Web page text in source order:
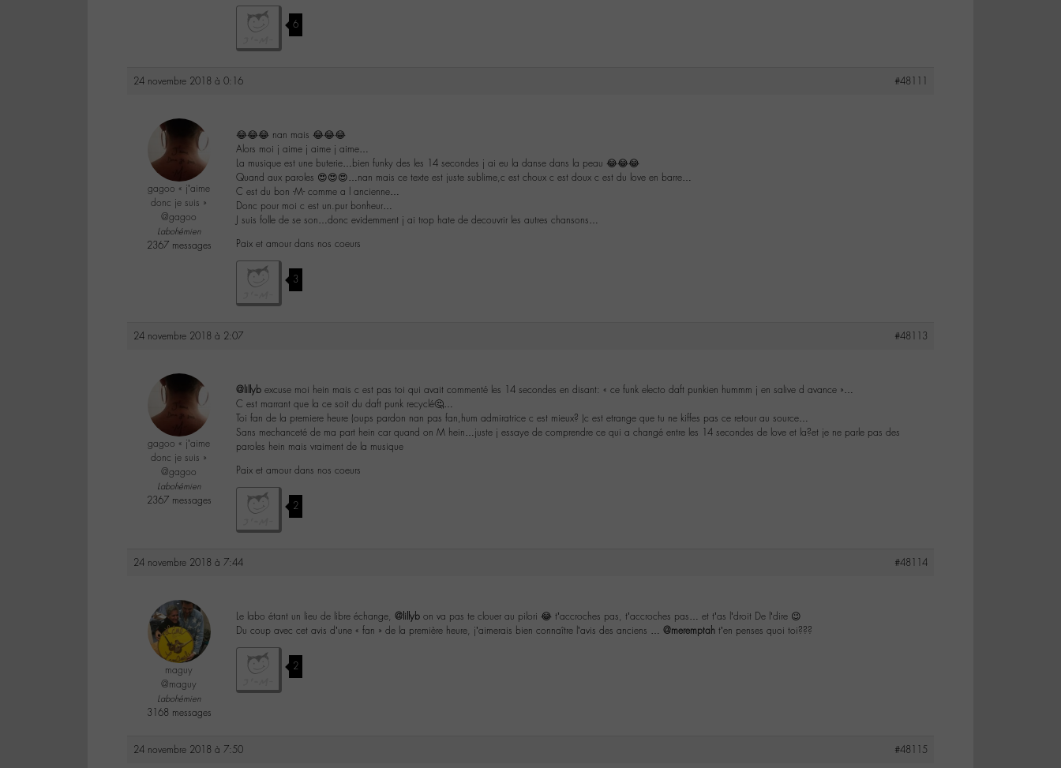
6
24 novembre 2018 à 0:16 #48111
gagoo « j’aime
donc je suis »
@gagoo
Labohémien
2367 messages
😂😂😂 nan mais 😂😂😂
Alors moi j aime j aime j aime…
La musique est une buterie…bien funky des les 14 secondes j ai eu la danse dans la peau 😂😂😂
Quand aux paroles 😍😍😍…nan mais ce texte est juste sublime,c est choux c est doux c est du love en barre…
C est du bon -M- comme a l ancienne…
Donc pour moi c est un.pur bonheur…
J suis folle de se son…donc evidemment j ai trop hate de decouvrir les autres chansons…
Paix et amour dans nos coeurs
3
24 novembre 2018 à 2:07 #48113
gagoo « j’aime
donc je suis »
@gagoo
Labohémien
2367 messages
@lillyb excuse moi hein mais c est pas toi qui avait commenté les 14 secondes en disant: « ce funk electo daft punkien hummm j en salive d avance »…
C est marrant que la ce soit du daft punk recyclé🤔…
Toi fan de la premiere heure (oups pardon nan pas fan,hum admiratrice c est mieux? )c est etrange que tu ne kiffes pas ce retour au source…
Sans mechanceté de ma part hein car quand on M hein…juste j essaye de comprendre ce qui a changé entre les 14 secondes de love et la?et je ne parle pas des
paroles hein mais vraiment de la musique
Paix et amour dans nos coeurs
2
24 novembre 2018 à 7:44 #48114
maguy
@maguy
Labohémien
3168 messages
Le labo étant un lieu de libre échange, @lillyb on va pas te clouer au pilori 😂 t’accroches pas, t’accroches pas… et t’as l’droit De l’dire 😉
Du coup avec cet avis d’une « fan » de la première heure, j’aimerais bien connaître l’avis des anciens … @meremptah t’en penses quoi toi???
2
24 novembre 2018 à 7:50 #48115